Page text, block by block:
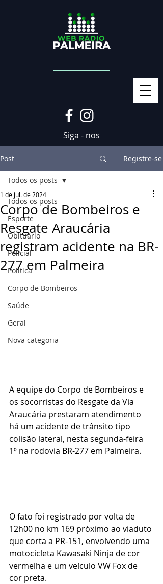
Siga - nos
Post Registre-se
Todos os posts
Esporte
Obituário
Policial
Politica
Corpo de Bombeiros
Saúde
Geral
Nova categoria
Todos os posts
Corpo de Bombeiros e
Resgate Araucária
registram acidente na BR-
277 em Palmeira
1 de jul. de 2024
A equipe do Corpo de Bombeiros e
os socorristas do Resgate da Via
Araucária prestaram atendimento
há um acidente de trânsito tipo
colisão lateral, nesta segunda-feira
1⁰ na rodovia BR-277 em Palmeira.
O fato foi registrado por volta de
12h00 no km 169 próximo ao viaduto
que corta a PR-151, envolvendo uma
motocicleta Kawasaki Ninja de cor
vermelha e um veículo VW Fox de
cor preta.